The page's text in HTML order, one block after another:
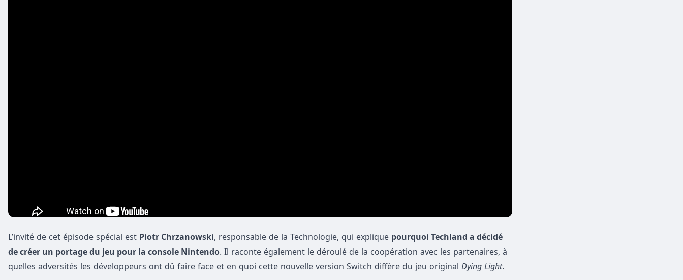
L’invité de cet épisode spécial est Piotr Chrzanowski, responsable de la Technologie, qui explique pourquoi Techland a décidé
de créer un portage du jeu pour la console Nintendo. Il raconte également le déroulé de la coopération avec les partenaires, à
quelles adversités les développeurs ont dû faire face et en quoi cette nouvelle version Switch diffère du jeu original Dying Light.